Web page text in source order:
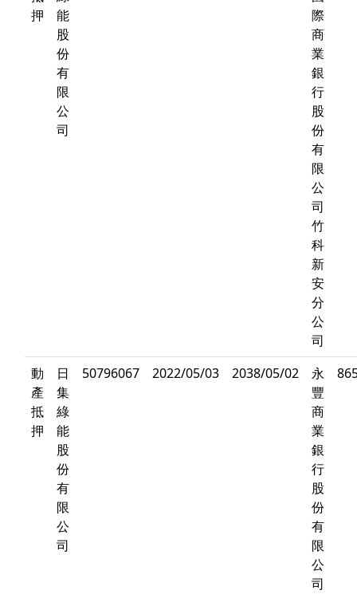
押
能
股
份
有
限
公
司
際
商
業
銀
行
股
份
有
限
公
司
竹
科
新
安
分
公
司
動
產
抵
押
日
集
綠
能
股
份
有
限
公
司
50796067 2022/05/03 2038/05/02
永
豐
商
業
銀
行
股
份
有
限
公
司